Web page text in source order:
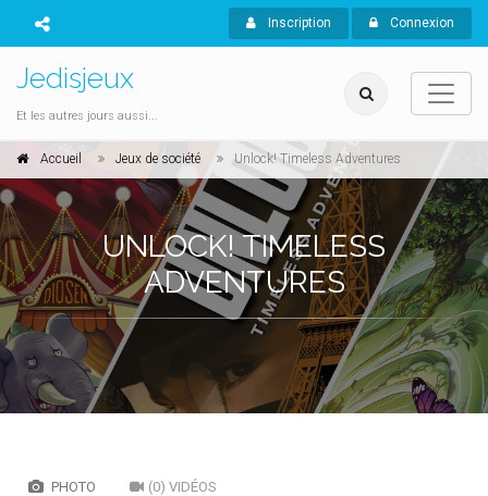
Inscription Connexion
Jedisjeux
Et les autres jours aussi...
Accueil Jeux de société Unlock! Timeless Adventures
UNLOCK! TIMELESS
ADVENTURES
PHOTO (0) VIDÉOS